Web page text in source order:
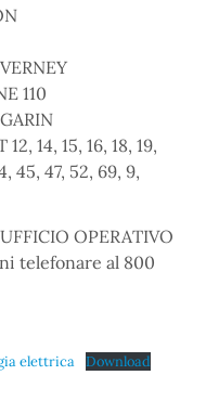
110
14, 15, 16, 18, 19,
45, 47, 52, 69, 9,
OPERATIVO
telefonare al 800
elettrica Download